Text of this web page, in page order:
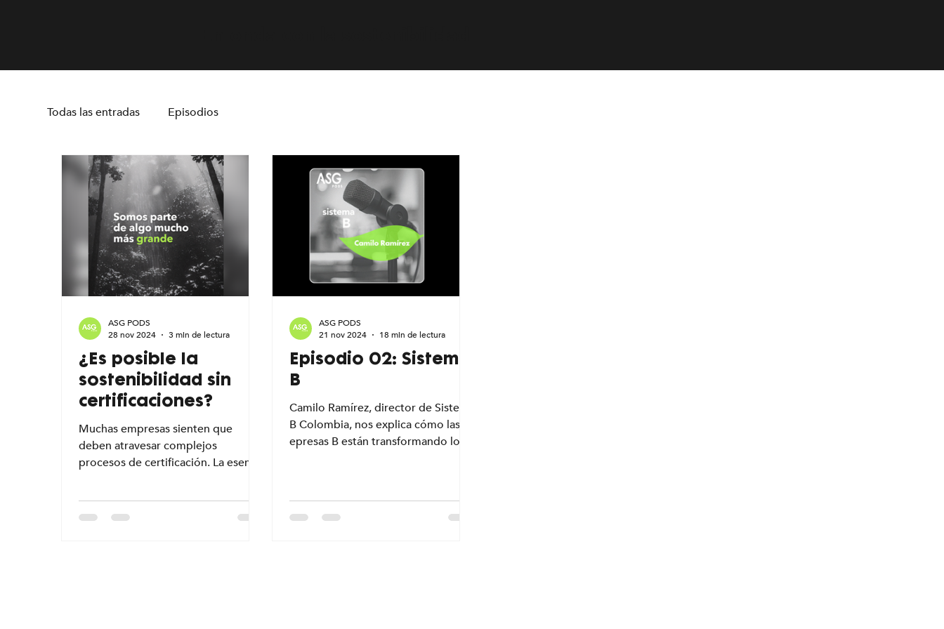
Todas las entradas Episodios
¿Es posible la
sostenibilidad sin
certificaciones?
Muchas empresas sienten que
deben atravesar complejos
procesos de certificación. La esencia
ASG PODS
28 nov 2024
3 min de lectura
Episodio 02: Sistema
B
Camilo Ramírez, director de Sistema
B Colombia, nos explica cómo las
epresas B están transformando los
ASG PODS
21 nov 2024
18 min de lectura